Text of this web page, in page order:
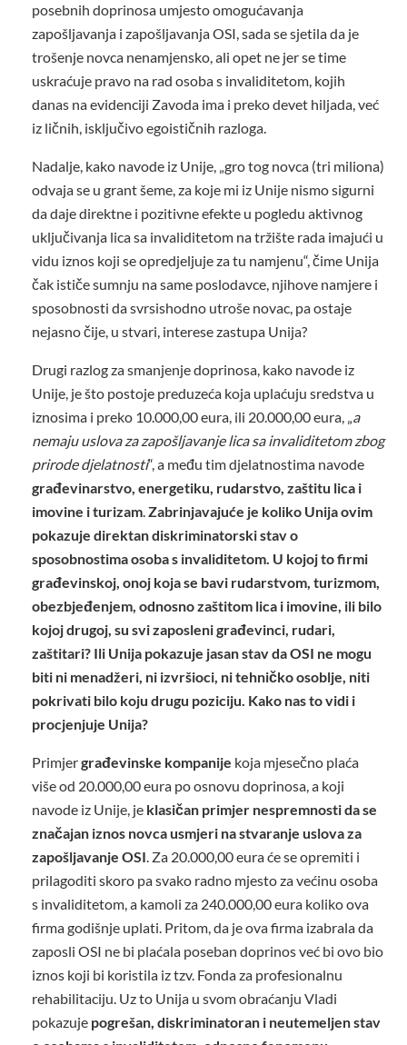
posebnih doprinosa umjesto omogućavanja
zapošljavanja i zapošljavanja OSI, sada se sjetila da je
trošenje novca nenamjensko, ali opet ne jer se time
uskraćuje pravo na rad osoba s invaliditetom, kojih
danas na evidenciji Zavoda ima i preko devet hiljada, već
iz ličnih, isključivo egoističnih razloga.
Nadalje, kako navode iz Unije, „gro tog novca (tri miliona)
odvaja se u grant šeme, za koje mi iz Unije nismo sigurni
da daje direktne i pozitivne efekte u pogledu aktivnog
uključivanja lica sa invaliditetom na tržište rada imajući u
vidu iznos koji se opredjeljuje za tu namjenu“, čime Unija
čak ističe sumnju na same poslodavce, njihove namjere i
sposobnosti da svrsishodno utroše novac, pa ostaje
nejasno čije, u stvari, interese zastupa Unija?
Drugi razlog za smanjenje doprinosa, kako navode iz
Unije, je što postoje preduzeća koja uplaćuju sredstva u
iznosima i preko 10.000,00 eura, ili 20.000,00 eura, „a
nemaju uslova za zapošljavanje lica sa invaliditetom zbog
prirode djelatnosti“, a među tim djelatnostima navode
građevinarstvo, energetiku, rudarstvo, zaštitu lica i
imovine i turizam.Zabrinjavajuće je koliko Unija ovim
pokazuje direktan diskriminatorski stav o
sposobnostima osoba s invaliditetom. U kojoj to firmi
građevinskoj, onoj koja se bavi rudarstvom, turizmom,
obezbjeđenjem, odnosno zaštitom lica i imovine, ili bilo
kojoj drugoj, su svi zaposleni građevinci, rudari,
zaštitari? Ili Unija pokazuje jasan stav da OSI ne mogu
biti ni menadžeri, ni izvršioci, ni tehničko osoblje, niti
pokrivati bilo koju drugu poziciju. Kako nas to vidi i
procjenjuje Unija?
Primjergrađevinske kompanije koja mjesečno plaća
više od 20.000,00 eura po osnovu doprinosa, a koji
navode iz Unije, je klasičan primjer nespremnosti da se
značajan iznos novca usmjeri na stvaranje uslova za
zapošljavanje OSI. Za 20.000,00 eura će se opremiti i
prilagoditi skoro pa svako radno mjesto za većinu osoba
s invaliditetom, a kamoli za 240.000,00 eura koliko ova
firma godišnje uplati. Pritom, da je ova firma izabrala da
zaposli OSI ne bi plaćala poseban doprinos već bi ovo bio
iznos koji bi koristila iz tzv. Fonda za profesionalnu
rehabilitaciju. Uz to Unija u svom obraćanju Vladi
pokazuje pogrešan, diskriminatoran i neutemeljen stav